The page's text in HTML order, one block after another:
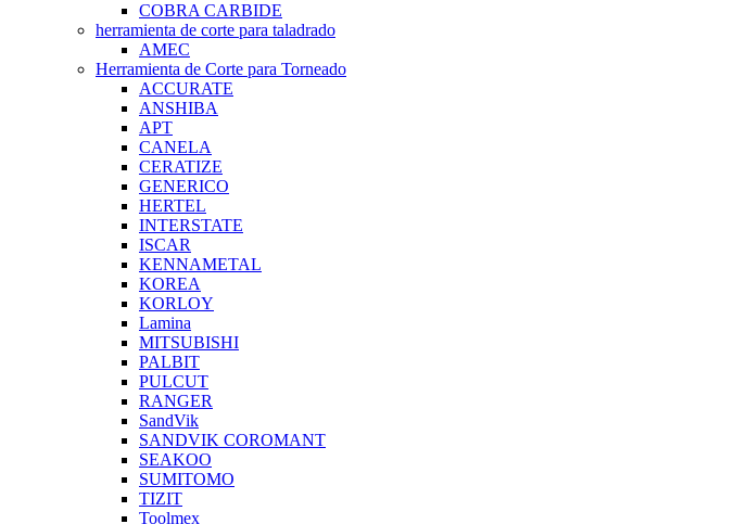
COBRA CARBIDE
herramienta de corte para taladrado
AMEC
Herramienta de Corte para Torneado
ACCURATE
ANSHIBA
APT
CANELA
CERATIZE
GENERICO
HERTEL
INTERSTATE
ISCAR
KENNAMETAL
KOREA
KORLOY
Lamina
MITSUBISHI
PALBIT
PULCUT
RANGER
SandVik
SANDVIK COROMANT
SEAKOO
SUMITOMO
TIZIT
Toolmex